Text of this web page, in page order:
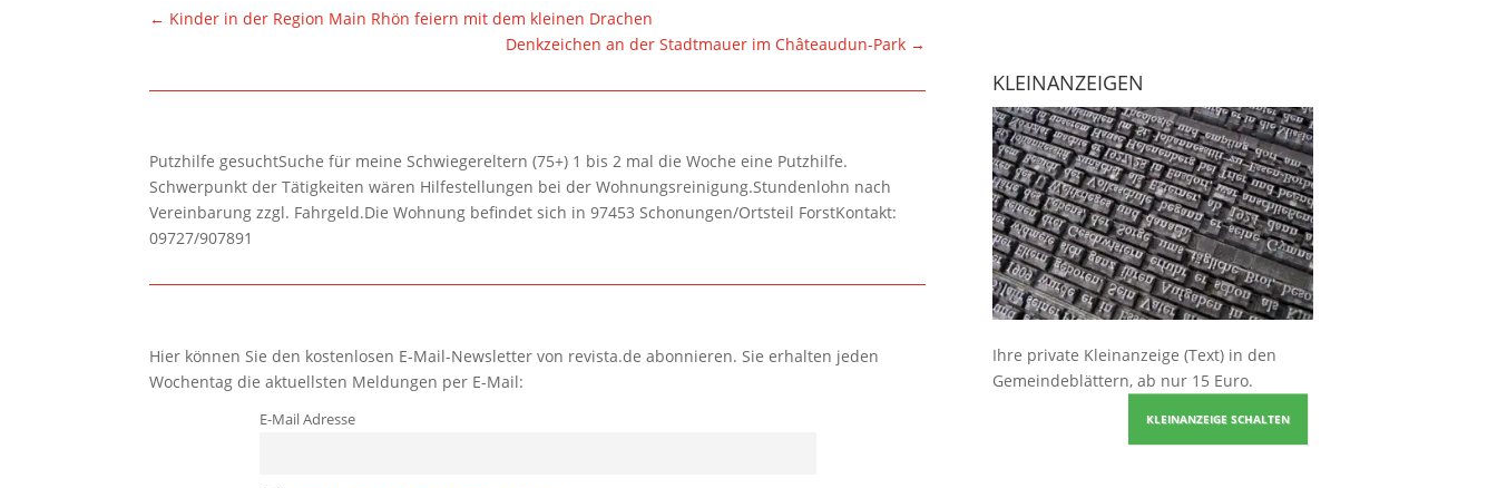
← Kinder in der Region Main Rhön feiern mit dem kleinen Drachen
Denkzeichen an der Stadtmauer im Châteaudun-Park →
Putzhilfe gesuchtSuche für meine Schwiegereltern (75+) 1 bis 2 mal die Woche eine Putzhilfe.
Schwerpunkt der Tätigkeiten wären Hilfestellungen bei der Wohnungsreinigung.Stundenlohn nach
Vereinbarung zzgl. Fahrgeld.Die Wohnung befindet sich in 97453 Schonungen/Ortsteil ForstKontakt:
09727/907891
Hier können Sie den kostenlosen E-Mail-Newsletter von revista.de abonnieren. Sie erhalten jeden
Wochentag die aktuellsten Meldungen per E-Mail:
E-Mail Adresse
KLEINANZEIGEN
Ihre private Kleinanzeige (Text) in den
Gemeindeblättern, ab nur 15 Euro.
KLEINANZEIGE SCHALTEN